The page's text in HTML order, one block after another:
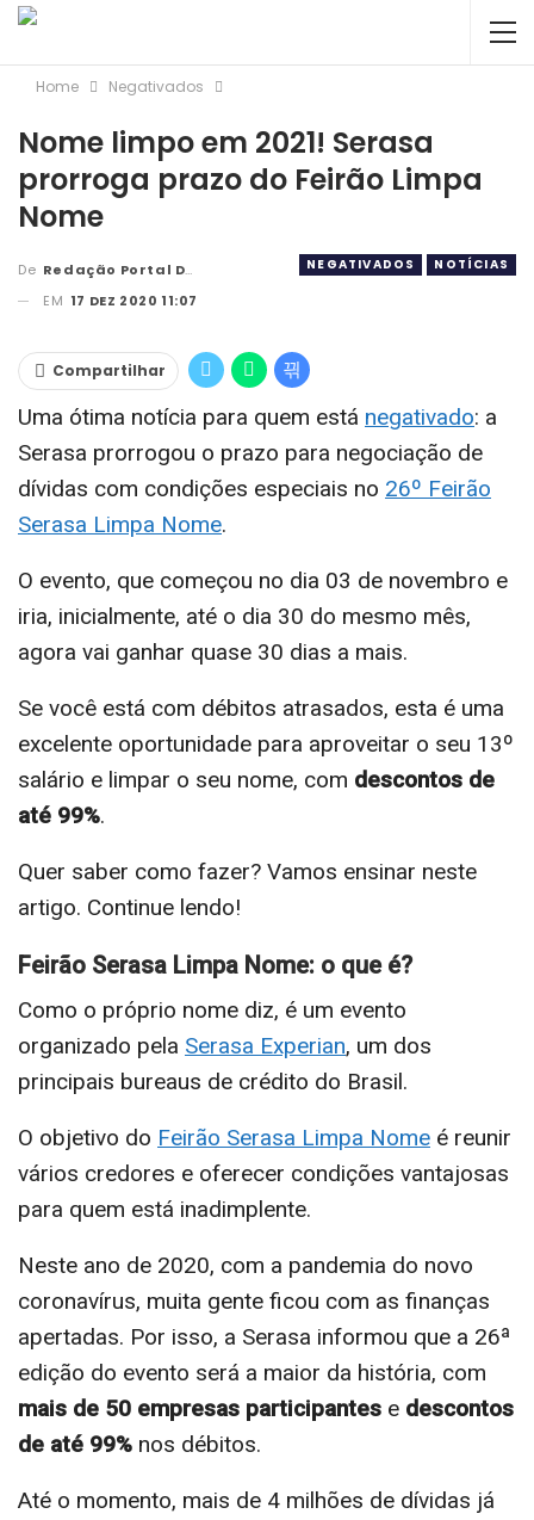
Home Negativados
Nome limpo em 2021! Serasa
prorroga prazo do Feirão Limpa
Nome
NEGATIVADOS NOTÍCIAS
De Redação Portal DBC
EM 17 DEZ 2020 11:07
Compartilhar
Uma ótima notícia para quem está negativado: a
Serasa prorrogou o prazo para negociação de
dívidas com condições especiais no 26º Feirão
Serasa Limpa Nome.
O evento, que começou no dia 03 de novembro e
iria, inicialmente, até o dia 30 do mesmo mês,
agora vai ganhar quase 30 dias a mais.
Se você está com débitos atrasados, esta é uma
excelente oportunidade para aproveitar o seu 13º
salário e limpar o seu nome, com descontos de
até 99%.
Quer saber como fazer? Vamos ensinar neste
artigo. Continue lendo!
Feirão Serasa Limpa Nome: o que é?
Como o próprio nome diz, é um evento
organizado pela Serasa Experian, um dos
principais bureaus de crédito do Brasil.
O objetivo do Feirão Serasa Limpa Nome é reunir
vários credores e oferecer condições vantajosas
para quem está inadimplente.
Neste ano de 2020, com a pandemia do novo
coronavírus, muita gente ficou com as finanças
apertadas. Por isso, a Serasa informou que a 26ª
edição do evento será a maior da história, com
mais de 50 empresas participantes e descontos
de até 99% nos débitos.
Até o momento, mais de 4 milhões de dívidas já